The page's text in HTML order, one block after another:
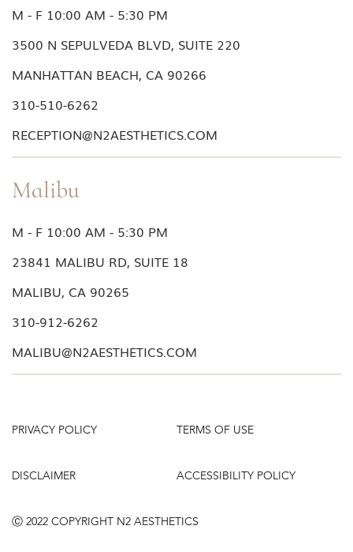
Ⓒ 2022 COPYRIGHT N2 AESTHETICS
PRIVACY POLICY TERMS OF USE
DISCLAIMER ACCESSIBILITY POLICY
Malibu
310-912-6262
MALIBU@N2AESTHETICS.COM
M - F 10:00 AM - 5:30 PM
23841 MALIBU RD, SUITE 18
MALIBU, CA 90265
310-510-6262
RECEPTION@N2AESTHETICS.COM
M - F 10:00 AM - 5:30 PM
3500 N SEPULVEDA BLVD, SUITE 220
MANHATTAN BEACH, CA 90266